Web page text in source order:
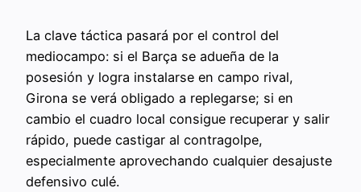
La clave táctica pasará por el control del
mediocampo: si el Barça se adueña de la
posesión y logra instalarse en campo rival,
Girona se verá obligado a replegarse; si en
cambio el cuadro local consigue recuperar y salir
rápido, puede castigar al contragolpe,
especialmente aprovechando cualquier desajuste
defensivo culé.